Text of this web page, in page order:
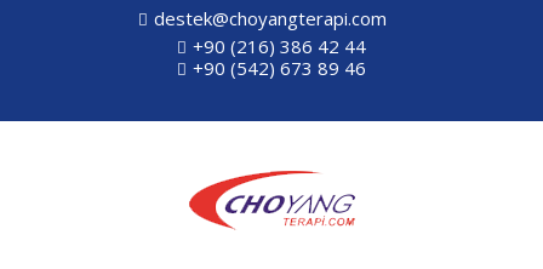
destek@choyangterapi.com
+90 (216) 386 42 44
+90 (542) 673 89 46